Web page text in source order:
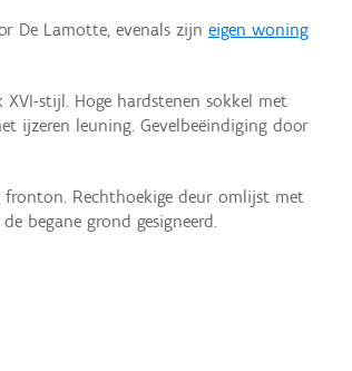
De Lamotte, evenals zijn eigen woning
stijl. Hoge hardstenen sokkel met
ijzeren leuning. Gevelbeëindiging door
Rechthoekige deur omlijst met
begane grond gesigneerd.